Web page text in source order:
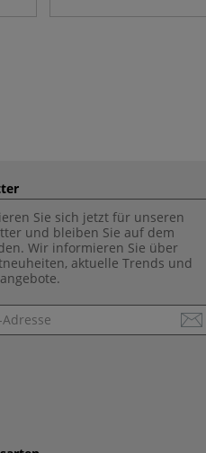
Sie sich jetzt für unseren
und bleiben Sie auf dem
Wir informieren Sie über
aktuelle Trends und